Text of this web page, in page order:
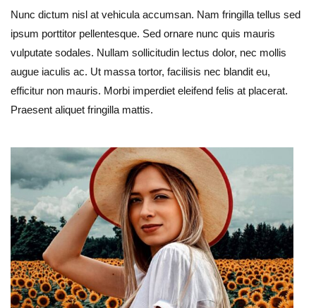
Nunc dictum nisl at vehicula accumsan. Nam fringilla tellus sed
ipsum porttitor pellentesque. Sed ornare nunc quis mauris
vulputate sodales. Nullam sollicitudin lectus dolor, nec mollis
augue iaculis ac. Ut massa tortor, facilisis nec blandit eu,
efficitur non mauris. Morbi imperdiet eleifend felis at placerat.
Praesent aliquet fringilla mattis.